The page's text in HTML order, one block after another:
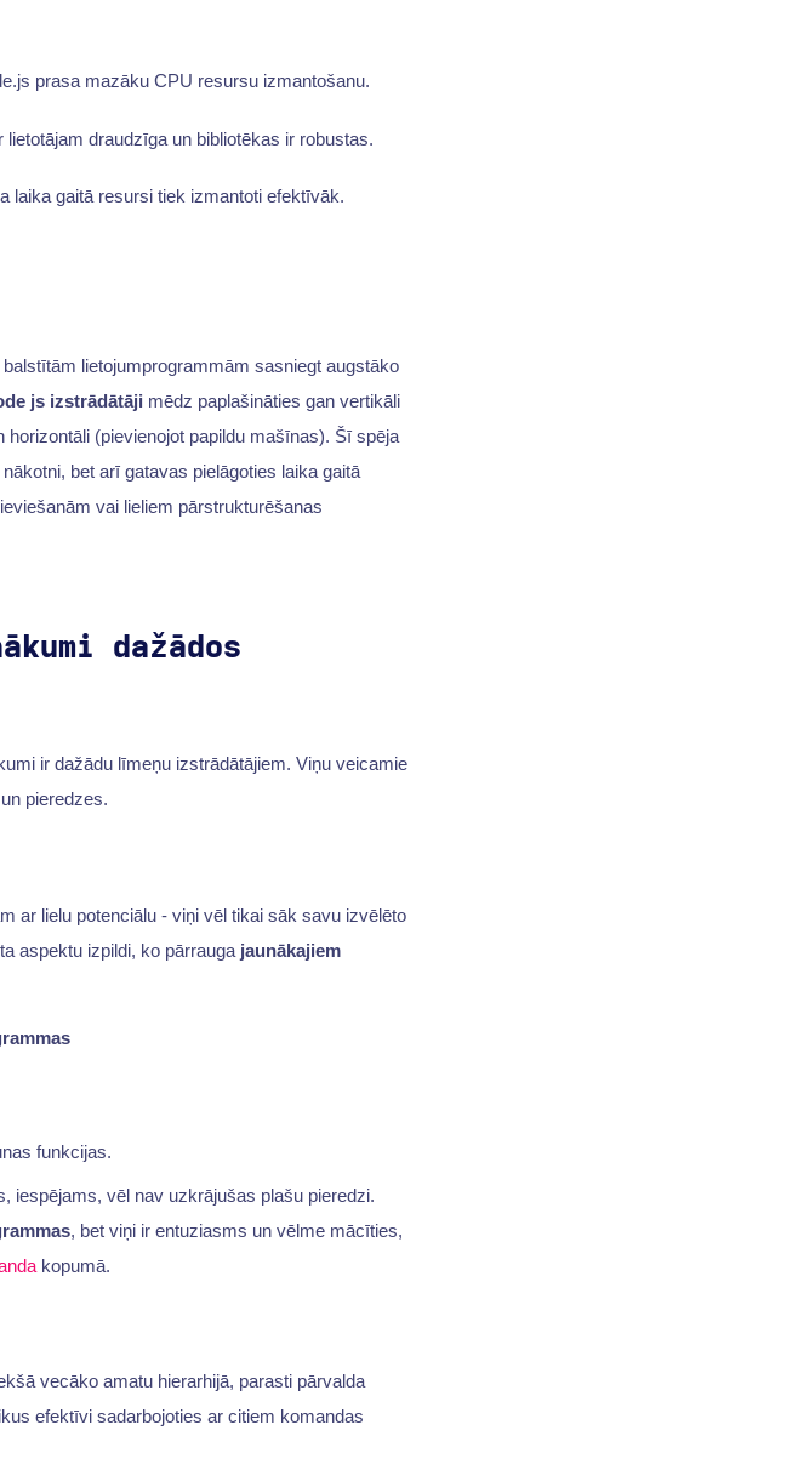
prasa mazāku CPU resursu izmantošanu.
draudzīga un bibliotēkas ir robustas.
laika gaitā resursi tiek izmantoti efektīvāk.
lietojumprogrammām sasniegt augstāko
js izstrādātāji mēdz paplašināties gan vertikāli
(pievienojot papildu mašīnas). Šī spēja
bet arī gatavas pielāgoties laika gaitā
vai lieliem pārstrukturēšanas
dažādos
ir dažādu līmeņu izstrādātājiem. Viņu veicamie
pieredzes.
ar lielu potenciālu - viņi vēl tikai sāk savu izvēlēto
aspektu izpildi, ko pārrauga jaunākajiem
funkcijas.
iespējams, vēl nav uzkrājušas plašu pieredzi.
, bet viņi ir entuziasms un vēlme mācīties,
kopumā.
vecāko amatu hierarhijā, parasti pārvalda
efektīvi sadarbojoties ar citiem komandas